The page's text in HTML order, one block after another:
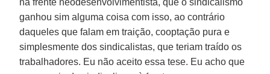
ganhou sim alguma coisa com isso, ao contrário
daqueles que falam em traição, cooptação pura e
simplesmente dos sindicalistas, que teriam traído os
trabalhadores. Eu não aceito essa tese. Eu acho que